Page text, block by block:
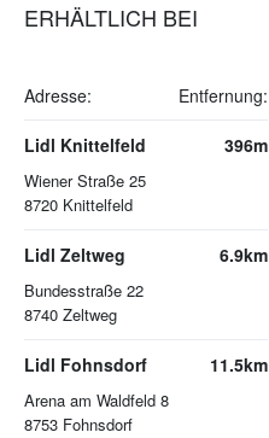
ERHÄLTLICH BEI
Adresse: Entfernung:
Lidl Knittelfeld
Wiener Straße 25
8720 Knittelfeld
396m
Lidl Zeltweg
Bundesstraße 22
8740 Zeltweg
6.9km
Lidl Fohnsdorf
Arena am Waldfeld 8
8753 Fohnsdorf
11.5km